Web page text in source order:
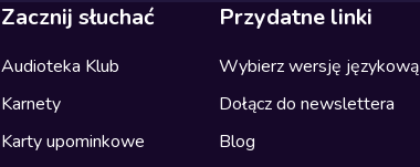
Zacznij słuchać
Audioteka Klub
Karnety
Karty upominkowe
Przydatne linki
Wybierz wersję językową
Dołącz do newslettera
Blog